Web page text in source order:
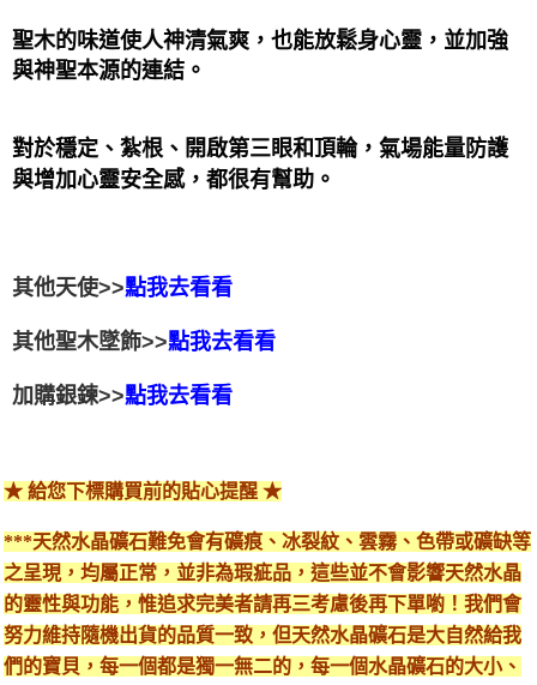
聖木的味道使人神清氣爽，也能放鬆身心靈，並加強
與神聖本源的連結。
對於穩定、紮根、開啟第三眼和頂輪，氣場能量防護
與增加心靈安全感，都很有幫助。
其他天使>>點我去看看
其他聖木墜飾>>點我去看看
加購銀鍊>>點我去看看
★ 給您下標購買前的貼心提醒 ★
***天然水晶礦石難免會有礦痕、冰裂紋、雲霧、色帶或礦缺等
之呈現，均屬正常，並非為瑕疵品，這些並不會影響天然水晶
的靈性與功能，惟追求完美者請再三考慮後再下單喲！我們會
努力維持隨機出貨的品質一致，但天然水晶礦石是大自然給我
們的寶貝，每一個都是獨一無二的，每一個水晶礦石的大小、